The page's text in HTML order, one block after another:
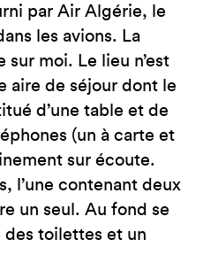
par Air Algérie, le
les avions. La
moi. Le lieu n’est
aire de séjour dont le
d’une table et de
(un à carte et
sur écoute.
l’une contenant deux
un seul. Au fond se
toilettes et un